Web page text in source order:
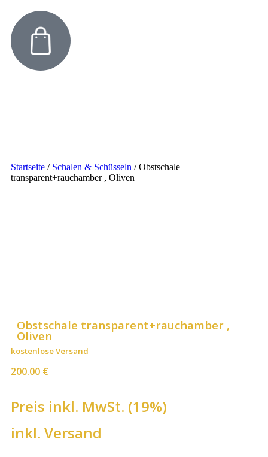
Startseite / Schalen & Schüsseln /Obstschale
transparent+rauchamber , Oliven
Obstschale transparent+rauchamber ,
Oliven
kostenlose Versand
200.00 €
Preis inkl. MwSt. (19%)
inkl. Versand